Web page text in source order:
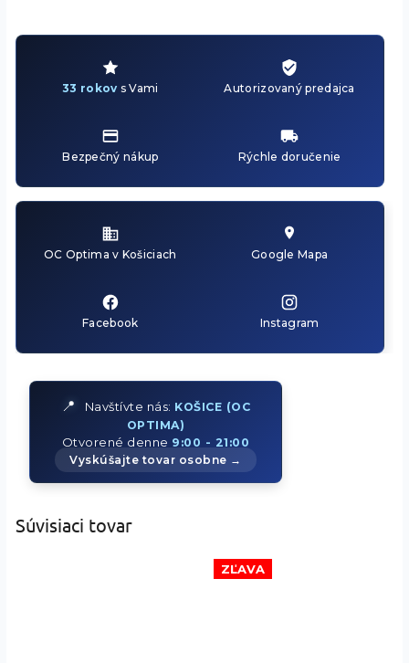
33 rokov s Vami Autorizovaný predajca
Bezpečný nákup Rýchle doručenie
OC Optima v Košiciach Google Mapa
Facebook Instagram
📍 Navštívte nás: KOŠICE (OC
OPTIMA)
Otvorené denne 9:00 - 21:00
Vyskúšajte tovar osobne →
Súvisiaci tovar
ZĽAVA